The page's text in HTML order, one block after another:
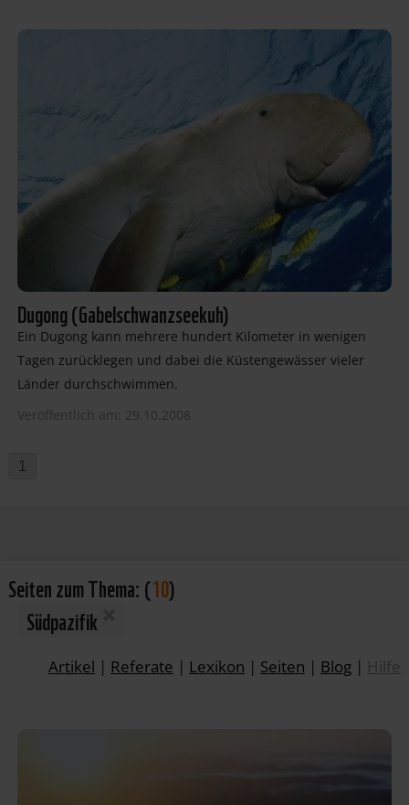
Dugong (Gabelschwanzseekuh)
Ein Dugong kann mehrere hundert Kilometer in wenigen
Tagen zurücklegen und dabei die Küstengewässer vieler
Länder durchschwimmen.
Veröffentlich am: 29.10.2008
1
Seiten zum Thema:(10)
Südpazifik
Artikel | Referate | Lexikon | Seiten | Blog | Hilfe